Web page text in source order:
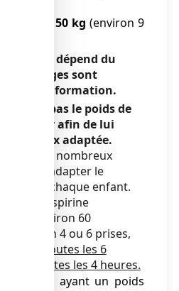
de 30 à 50 kg (environ 9
dépend du
les âges sont
titre d'information.
pas le poids de
le peser afin de lui
la mieux adaptée.
sous de nombreux
d'adapter le
de chaque enfant.
d'aspirine
est d'environ 60
en 4 ou 6 prises,
mg/kg toutes les 6
kg toutes les 4 heures.
enfants ayant un poids